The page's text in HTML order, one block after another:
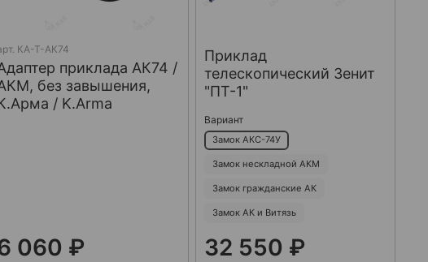
КА-Т-АК74
приклада АК74 /
без завышения,
/ K.Arma
060 ₽
Приклад
телескопический Зенит
"ПТ-1"
Вариант
Замок АКС-74У
Замок нескладной АКМ
Замок гражданские АК
Замок АК и Витязь
32 550 ₽